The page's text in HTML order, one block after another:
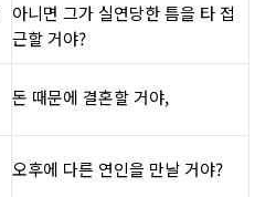
아니면 그가 실연당한 틈을 타 접
근할 거야?
돈 때문에 결혼할 거야,
오후에 다른 연인을 만날 거야?